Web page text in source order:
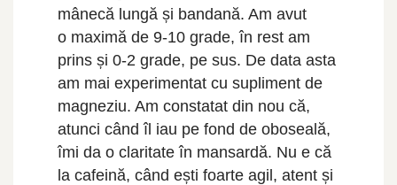
mânecă lungă și bandană. Am avut
o maximă de 9-10 grade, în rest am
prins și 0-2 grade, pe sus. De data asta
am mai experimentat cu supliment de
magneziu. Am constatat din nou că,
atunci când îl iau pe fond de oboseală,
îmi da o claritate în mansardă. Nu e că
la cafeină, când ești foarte agil, atent și